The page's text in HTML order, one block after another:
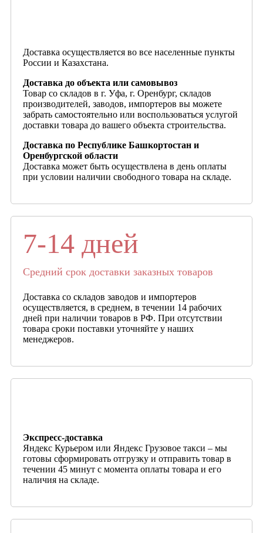
Доставка осуществляется во все населенные пункты
России и Казахстана.
Доставка до объекта или самовывоз
Товар со складов в г. Уфа, г. Оренбург, складов
производителей, заводов, импортеров вы можете
забрать самостоятельно или воспользоваться услугой
доставки товара до вашего объекта строительства.
Доставка по Республике Башкортостан и
Оренбургской области
Доставка может быть осуществлена в день оплаты
при условии наличии свободного товара на складе.
7-14 дней
Средний срок доставки заказных товаров
Доставка со складов заводов и импортеров
осуществляется, в среднем, в течении 14 рабочих
дней при наличии товаров в РФ. При отсутствии
товара сроки поставки уточняйте у наших
менеджеров.
Экспресс-доставка
Яндекс Курьером или Яндекс Грузовое такси – мы
готовы сформировать отгрузку и отправить товар в
течении 45 минут с момента оплаты товара и его
наличия на складе.